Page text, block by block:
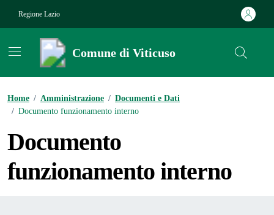
Regione Lazio
Comune di Viticuso
Home / Amministrazione / Documenti e Dati
/ Documento funzionamento interno
Documento
funzionamento interno